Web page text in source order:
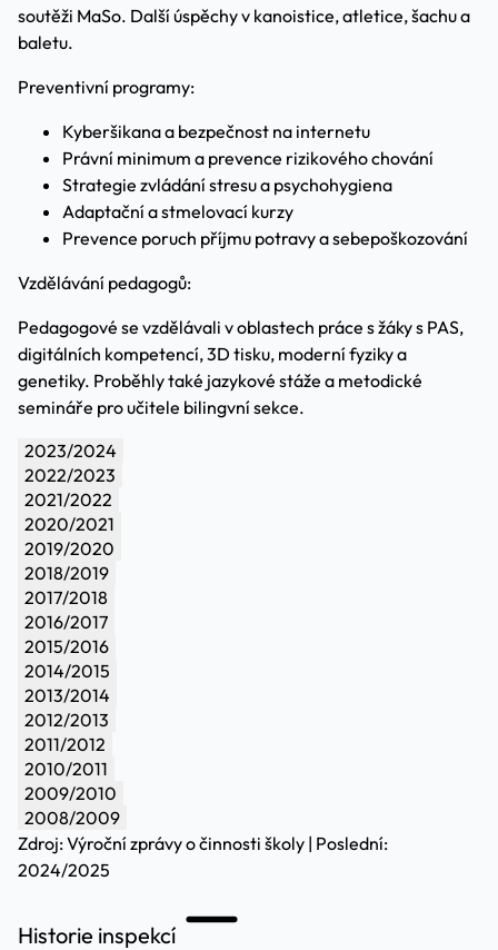
soutěži MaSo. Další úspěchy v kanoistice, atletice, šachu a
baletu.
Preventivní programy:
Kyberšikana a bezpečnost na internetu
Právní minimum a prevence rizikového chování
Strategie zvládání stresu a psychohygiena
Adaptační a stmelovací kurzy
Prevence poruch příjmu potravy a sebepoškozování
Vzdělávání pedagogů:
Pedagogové se vzdělávali v oblastech práce s žáky s PAS,
digitálních kompetencí, 3D tisku, moderní fyziky a
genetiky. Proběhly také jazykové stáže a metodické
semináře pro učitele bilingvní sekce.
2023/2024
2022/2023
2021/2022
2020/2021
2019/2020
2018/2019
2017/2018
2016/2017
2015/2016
2014/2015
2013/2014
2012/2013
2011/2012
2010/2011
2009/2010
2008/2009
Zdroj: Výroční zprávy o činnosti školy | Poslední:
2024/2025
Historie inspekcí